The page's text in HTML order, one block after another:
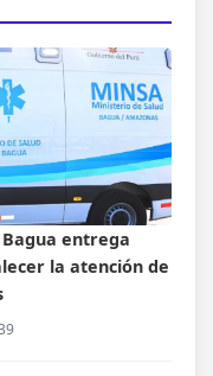
entrega
la atención de